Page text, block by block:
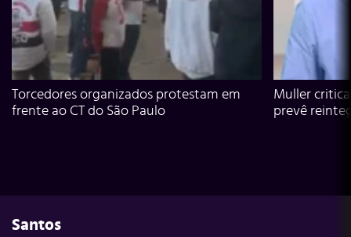
Torcedores organizados protestam em
frente ao CT do São Paulo
Muller
prevê
Santos